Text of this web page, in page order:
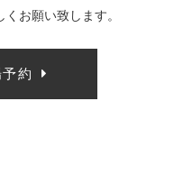
お願い致します。
約